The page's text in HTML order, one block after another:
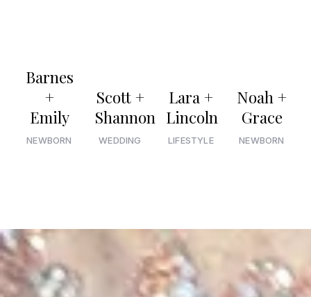
Barnes
+
Emily
NEWBORN
Scott +
Shannon
WEDDING
Lara +
Lincoln
LIFESTYLE
Noah +
Grace
NEWBORN